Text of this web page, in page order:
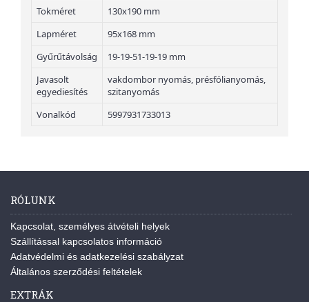
Tokméret
130x190 mm
Lapméret
95x168 mm
Gyűrűtávolság
19-19-51-19-19 mm
Javasolt
egyediesítés
vakdombor nyomás, présfólianyomás,
szitanyomás
Vonalkód
5997931733013
RÓLUNK
Kapcsolat, személyes átvételi helyek
Szállítással kapcsolatos információ
Adatvédelmi és adatkezelési szabályzat
Általános szerződési feltételek
EXTRÁK